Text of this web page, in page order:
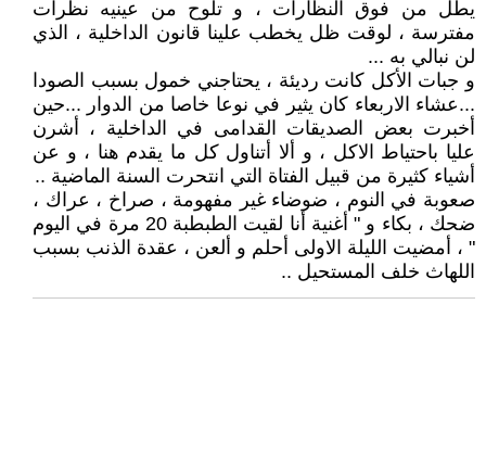
يطل من فوق النظارات ، و تلوح من عينيه نظرات
مفترسة ، لوقت ظل يخطب علينا قانون الداخلية ، الذي
لن نبالي به ...
و جبات الأكل كانت رديئة ، يحتاجني خمول بسبب الصودا
...عشاء الاربعاء كان يثير في نوعا خاصا من الدوار ...حين
أخبرت بعض الصديقات القدامى في الداخلية ، أشرن
عليا باحتياط الاكل ، و ألا أتناول كل ما يقدم هنا ، و عن
أشياء كثيرة من قبيل الفتاة التي انتحرت السنة الماضية ..
صعوبة في النوم ، ضوضاء غير مفهومة ، صراخ ، عراك ،
ضحك ، بكاء و " أغنية أنا لقيت الطبطبة 20 مرة في اليوم
" ، أمضيت الليلة الاولى أحلم و ألعن ، عقدة الذنب بسبب
اللهاث خلف المستحيل ..